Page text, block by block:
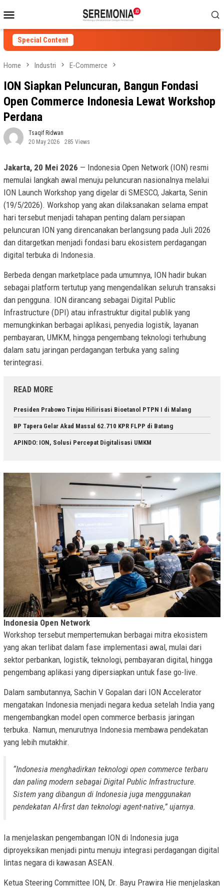
to
contentMenu
Special Content
Home Industri E-Commerce
ION Siapkan Peluncuran, Bangun Fondasi
Open Commerce Indonesia Lewat Workshop
Perdana
Tsaqif Ridwan
20 May 2026
285 Views
Jakarta, 20 Mei 2026 — Indonesia Open Network (ION) resmi
memulai langkah awal menuju peluncuran nasionalnya melalui
ION Launch Workshop yang digelar di SMESCO, Jakarta, Senin
(19/5/2026). Workshop yang akan dilaksanakan selama empat
hari tersebut menjadi tahapan penting dalam persiapan
peluncuran ION yang direncanakan berlangsung pada Juli 2026
dan ditargetkan menjadi fondasi baru ekosistem perdagangan
digital terbuka di Indonesia.
Berbeda dengan marketplace pada umumnya, ION hadir bukan
sebagai platform tertutup yang mengendalikan seluruh transaksi
dan pengguna. ION dirancang sebagai Digital Public
Infrastructure (DPI) atau infrastruktur digital publik yang
memungkinkan berbagai aplikasi, penyedia logistik, layanan
pembayaran, UMKM, hingga pengembang teknologi terhubung
dalam satu jaringan perdagangan terbuka yang saling
terintegrasi.
READ MORE
Presiden Prabowo Tinjau Hilirisasi Bioetanol PTPN I di Malang
BP Tapera Gelar Akad Massal 62.710 KPR FLPP di Batang
APINDO: ION, Solusi Percepat Digitalisasi UMKM
Indonesia Open Network
Workshop tersebut mempertemukan berbagai mitra ekosistem
yang akan terlibat dalam fase implementasi awal, mulai dari
sektor perbankan, logistik, teknologi, pembayaran digital, hingga
pengembang aplikasi yang dipersiapkan untuk fase go-live.
Dalam sambutannya, Sachin V Gopalan dari ION Accelerator
mengatakan Indonesia menjadi negara kedua setelah India yang
mengembangkan model open commerce berbasis jaringan
terbuka. Namun, menurutnya Indonesia membawa pendekatan
yang lebih mutakhir.
“Indonesia menghadirkan teknologi open commerce terbaru
dan paling modern sebagai Digital Public Infrastructure.
Sistem yang dibangun di Indonesia juga menggunakan
pendekatan AI-first dan teknologi agent-native,” ujarnya.
Ia menjelaskan pengembangan ION di Indonesia juga
diproyeksikan menjadi pintu menuju integrasi perdagangan digital
lintas negara di kawasan ASEAN.
Ketua Steering Committee ION, Dr. Bayu Prawira Hie menjelaskan